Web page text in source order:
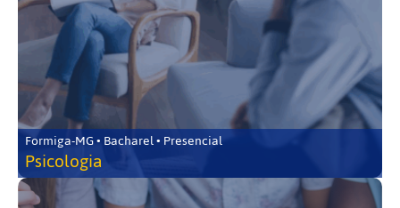
Formiga-MG • Bacharel • Presencial
Psicologia